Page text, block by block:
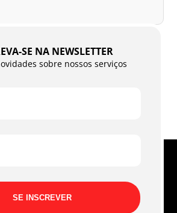
SE NA NEWSLETTER
sobre nossos serviços
SE INSCREVER